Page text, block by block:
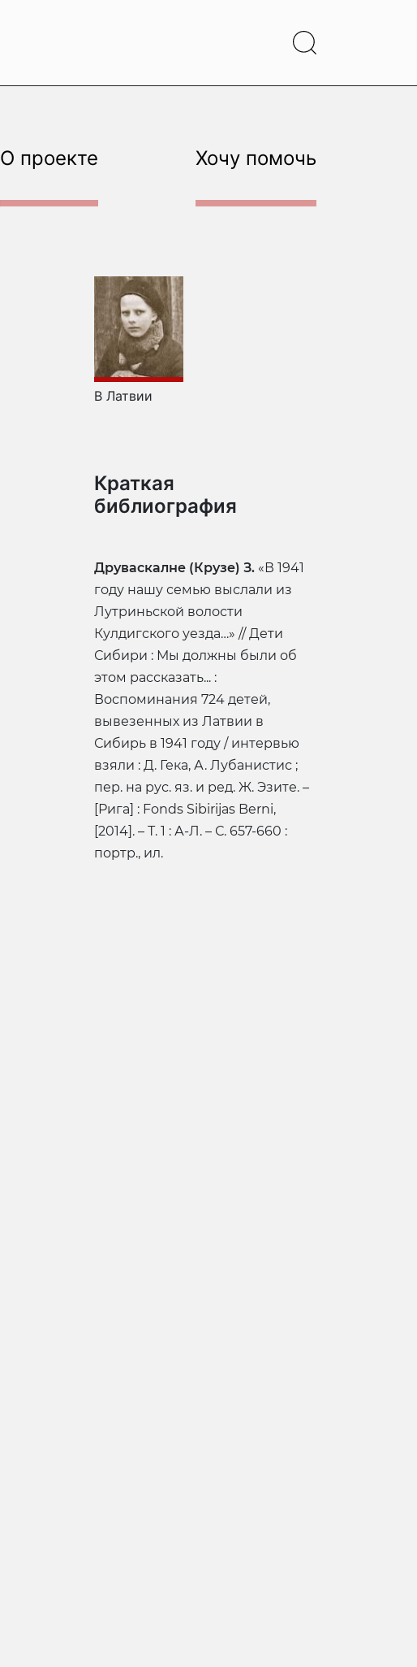
О проекте Хочу помочь
В Латвии
Краткая
библиография
Друваскалне (Крузе) З. «В 1941
году нашу семью выслали из
Лутриньской волости
Кулдигского уезда…» // Дети
Сибири : Мы должны были об
этом рассказать... :
Воспоминания 724 детей,
вывезенных из Латвии в
Сибирь в 1941 году / интервью
взяли : Д. Гека, А. Лубанистис ;
пер. на рус. яз. и ред. Ж. Эзите. –
[Рига] : Fonds Sibirijas Berni,
[2014]. – Т. 1 : А-Л. – С. 657-660 :
портр., ил.